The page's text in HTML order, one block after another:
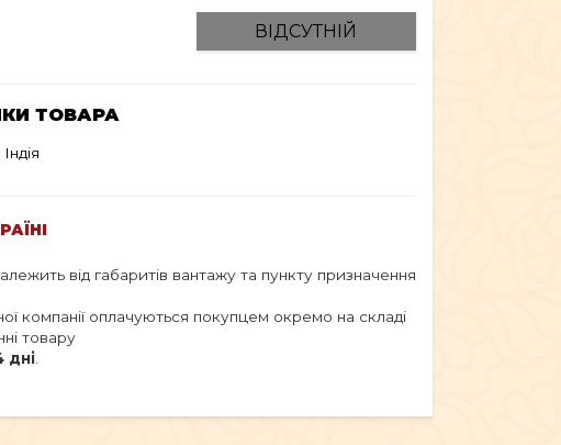
ВІДСУТНІЙ
ТОВАРА
Індія
від габаритів вантажу та пункту призначення
компанії оплачуються покупцем окремо на складі
товару
дні